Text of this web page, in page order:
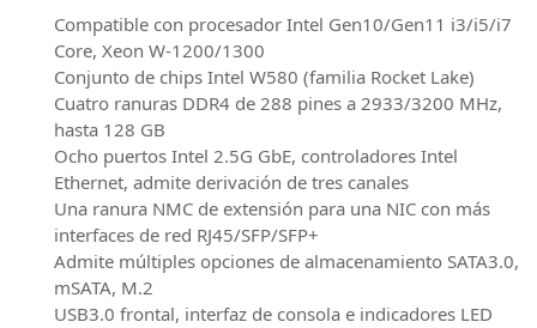
Compatible con procesador Intel Gen10/Gen11 i3/i5/i7
Core, Xeon W-1200/1300
Conjunto de chips Intel W580 (familia Rocket Lake)
Cuatro ranuras DDR4 de 288 pines a 2933/3200 MHz,
hasta 128 GB
Ocho puertos Intel 2.5G GbE, controladores Intel
Ethernet, admite derivación de tres canales
Una ranura NMC de extensión para una NIC con más
interfaces de red RJ45/SFP/SFP+
Admite múltiples opciones de almacenamiento SATA3.0,
mSATA, M.2
USB3.0 frontal, interfaz de consola e indicadores LED